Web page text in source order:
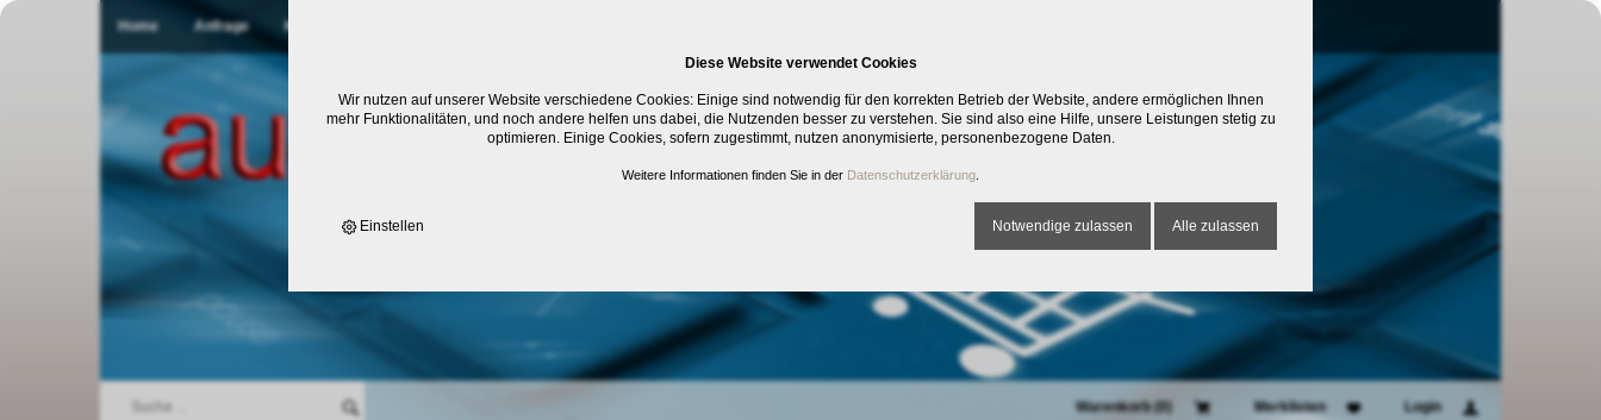
Home Anfrage Kontakt
Warenkorb (0 Merklisten Login
Diese Website verwendet Cookies
Wir nutzen auf unserer Website verschiedene Cookies: Einige sind notwendig für den korrekten Betrieb der Website, andere ermöglichen Ihnen
mehr Funktionalitäten, und noch andere helfen uns dabei, die Nutzenden besser zu verstehen. Sie sind also eine Hilfe, unsere Leistungen stetig zu
optimieren. Einige Cookies, sofern zugestimmt, nutzen anonymisierte, personenbezogene Daten.
Weitere Informationen finden Sie in der Datenschutzerklärung
Einstellen Notwendige zulassen Alle zulassen